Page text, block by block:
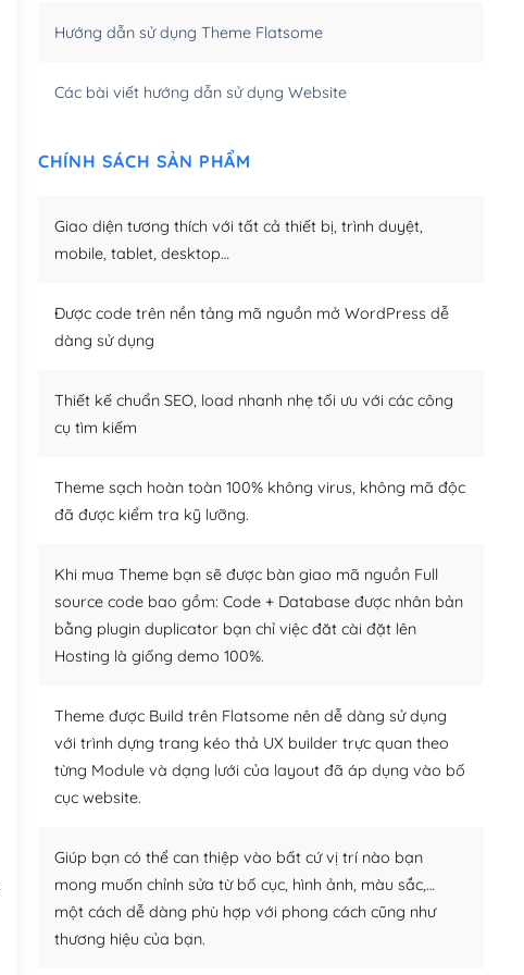
(+950,000₫)
Hướng dẫn sử dụng Theme Flatsome
Các bài viết hướng dẫn sử dụng Website
CHÍNH SÁCH SẢN PHẨM
Giao diện tương thích với tất cả thiết bị, trình duyệt,
mobile, tablet, desktop…
Được code trên nền tảng mã nguồn mở WordPress dễ
dàng sử dụng
Thiết kế chuẩn SEO, load nhanh nhẹ tối ưu với các công
cụ tìm kiếm
Theme sạch hoàn toàn 100% không virus, không mã độc
đã được kiểm tra kỹ lưỡng.
Khi mua Theme bạn sẽ được bàn giao mã nguồn Full
source code bao gồm: Code + Database được nhân bản
bằng plugin duplicator bạn chỉ việc đăt cài đặt lên
Hosting là giống demo 100%.
Theme được Build trên Flatsome nên dễ dàng sử dụng
với trình dựng trang kéo thả UX builder trực quan theo
từng Module và dạng lưới của layout đã áp dụng vào bố
cục website.
Giúp bạn có thể can thiệp vào bất cứ vị trí nào bạn
mong muốn chỉnh sửa từ bố cục, hình ảnh, màu sắc,…
một cách dễ dàng phù hợp với phong cách cũng như
thương hiệu của bạn.